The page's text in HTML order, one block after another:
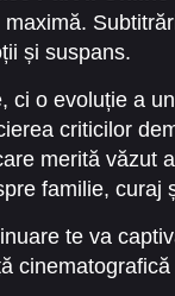
și suspans.
ci o evoluție a
criticilor
merită văzut
familie, curaj
te va